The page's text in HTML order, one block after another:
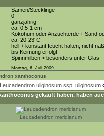
Samen/Stecklinge
0
ganzjährig
ca. 0,5-1 cm
Kokohum oder Anzuchterde + Sand
ca. 20-23°C
hell + konstant feucht halten, nicht naß
bis Keimung erfolgt
Spinnmilben > besonders unter Glas
Montag, 6. Juli 2009
xanthoconus
Leucadendron uliginosum ssp. uliginosum
gekauft haben, haben
Leucadendron meridianum